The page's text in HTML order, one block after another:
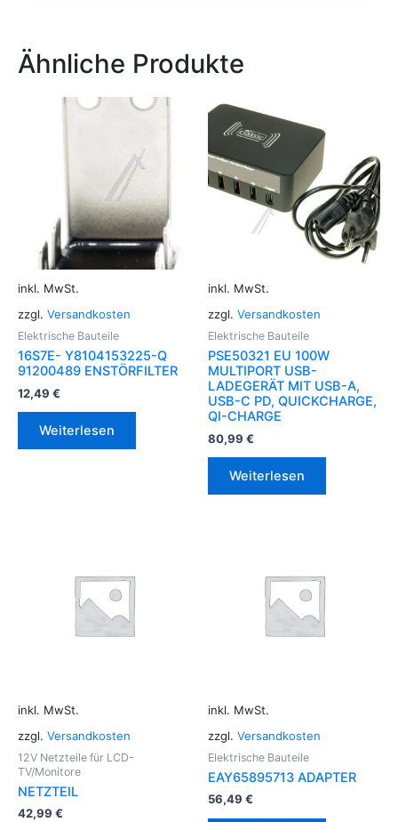
Ähnliche Produkte
inkl. MwSt.
zzgl. Versandkosten
Elektrische Bauteile
16S7E- Y8104153225-Q
91200489 ENSTÖRFILTER
12,49 €
Weiterlesen
inkl. MwSt.
zzgl. Versandkosten
Elektrische Bauteile
PSE50321 EU 100W
MULTIPORT USB-
LADEGERÄT MIT USB-A,
USB-C PD, QUICKCHARGE,
QI-CHARGE
80,99 €
Weiterlesen
inkl. MwSt.
zzgl. Versandkosten
12V Netzteile für LCD-
TV/Monitore
NETZTEIL
42,99 €
inkl. MwSt.
zzgl. Versandkosten
Elektrische Bauteile
EAY65895713 ADAPTER
56,49 €